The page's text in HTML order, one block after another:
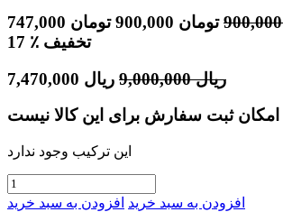
747,000 تومان 900,000تومان 900,000
17
٪ تخفیف
7,470,000 ریال 9,000,000 ریال
امکان ثبت سفارش برای این کالا نیست
این ترکیب وجود ندارد
افزودن به سبد خرید افزودن به سبد خرید